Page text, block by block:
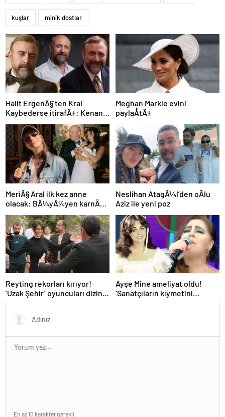
kuşlar minik dostlar
Halit ErgenÃ§’ten Kral
Kaybederse itirafÄ±: Kenan
Baran farklÄ± bir insan
Meghan Markle evini
paylaÅtÄ±
MeriÃ§ Aral ilk kez anne
olacak: BÃ¼yÃ¼yen karnÄ±
dikkat Ã§ekti
Neslihan AtagÃ¼l’den oÄlu
Aziz ile yeni poz
Reyting rekorları kırıyor!
‘Uzak Şehir’ oyuncuları dizinin
başarısını CNN TÜRK’e anlattı
Ayşe Mine ameliyat oldu!
‘Sanatçıların kıymetini
yaşarken bilsinler’
En az 10 karakter gerekli